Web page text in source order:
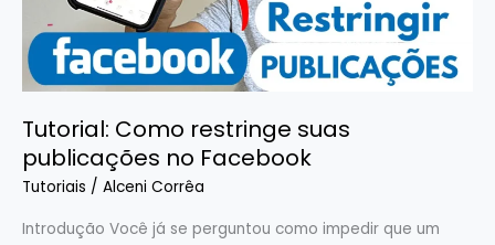
Tutorial: Como restringe suas
publicações no Facebook
Tutoriais / Alceni Corrêa
Introdução Você já se perguntou como impedir que um
Facebook